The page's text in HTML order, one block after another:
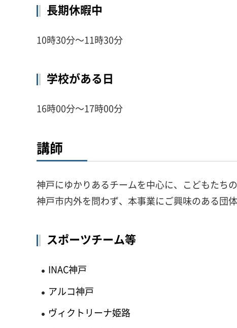
長期休暇中
10時30分～11時30分
学校がある日
16時00分～17時00分
講師
神戸にゆかりあるチームを中心に、こどもたち
神戸市内外を問わず、本事業にご興味のある団
スポーツチーム等
INAC神戸
アルコ神戸
ヴィクトリーナ姫路